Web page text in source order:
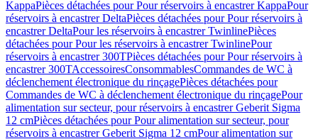
KappaPièces détachées pour Pour réservoirs à encastrer KappaPour
réservoirs à encastrer DeltaPièces détachées pour Pour réservoirs à
encastrer DeltaPour les réservoirs à encastrer TwinlinePièces
détachées pour Pour les réservoirs à encastrer TwinlinePour
réservoirs à encastrer 300TPièces détachées pour Pour réservoirs à
encastrer 300TAccessoiresConsommablesCommandes de WC à
déclenchement électronique du rinçagePièces détachées pour
Commandes de WC à déclenchement électronique du rinçagePour
alimentation sur secteur, pour réservoirs à encastrer Geberit Sigma
12 cmPièces détachées pour Pour alimentation sur secteur, pour
réservoirs à encastrer Geberit Sigma 12 cmPour alimentation sur